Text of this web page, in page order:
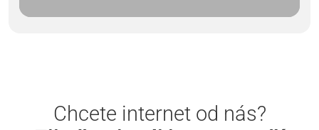
Chcete internet od nás?